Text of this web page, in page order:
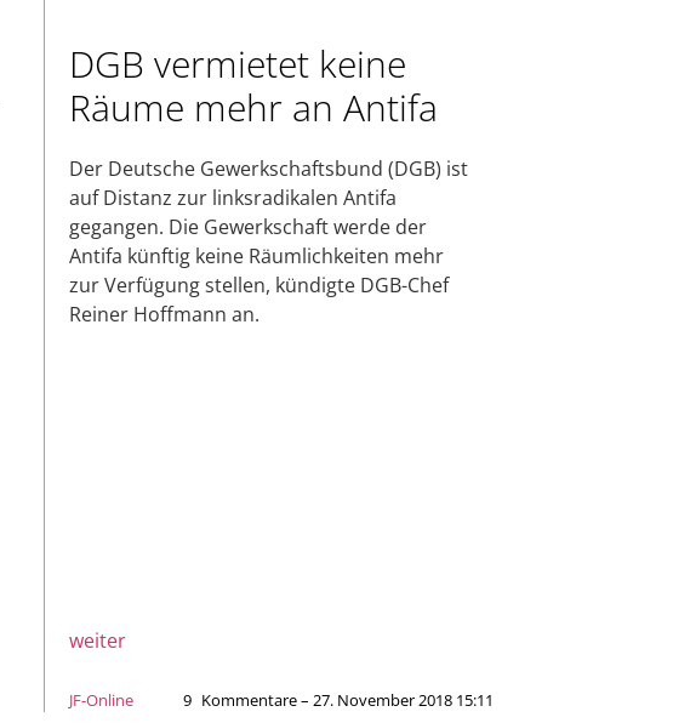
DGB vermietet keine
Räume mehr an Antifa
Der Deutsche Gewerkschaftsbund (DGB) ist
auf Distanz zur linksradikalen Antifa
gegangen. Die Gewerkschaft werde der
Antifa künftig keine Räumlichkeiten mehr
zur Verfügung stellen, kündigte DGB-Chef
Reiner Hoffmann an.
weiter
JF-Online 9 Kommentare – 27. November 2018 15:11